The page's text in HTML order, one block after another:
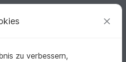
einloggen Kostenlos registrieren
zu verbessern,